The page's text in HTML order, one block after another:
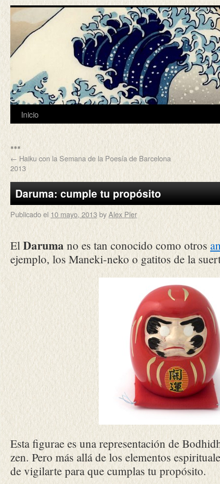
Inicio
***
← Haiku con la Semana de la Poesía de Barcelona
2013
Daruma: cumple tu propósito
Publicado el 10 mayo, 2013byAlex Pler
El Daruma no es tan conocido como otros
ejemplo, los Maneki-neko o gatitos de la
Esta figurae es una representación de
zen. Pero más allá de los elementos
de vigilarte para que cumplas tu propósito.